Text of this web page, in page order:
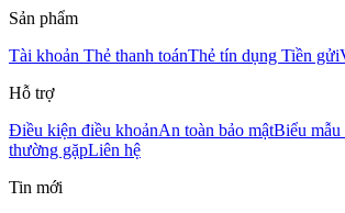
Sản phẩm
Tài khoản Thẻ thanh toánThẻ tín dụng Tiền gửi
Hỗ trợ
Điều kiện điều khoảnAn toàn bảo mậtBiểu mẫu
thường gặpLiên hệ
Tin mới